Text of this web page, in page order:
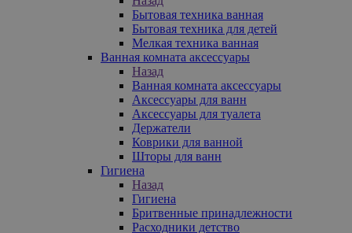
Бытовая техника ванная
Бытовая техника для детей
Мелкая техника ванная
Ванная комната аксессуары
Назад
Ванная комната аксессуары
Аксессуары для ванн
Аксессуары для туалета
Держатели
Коврики для ванной
Шторы для ванн
Гигиена
Назад
Гигиена
Бритвенные принадлежности
Расходники детство